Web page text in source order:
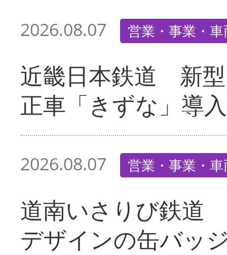
2026.08.07 営業・事業・
近畿日本鉄道 新
正車「きずな」導入
2026.08.07 営業・事業・
道南いさりび鉄道
デザインの缶バッ